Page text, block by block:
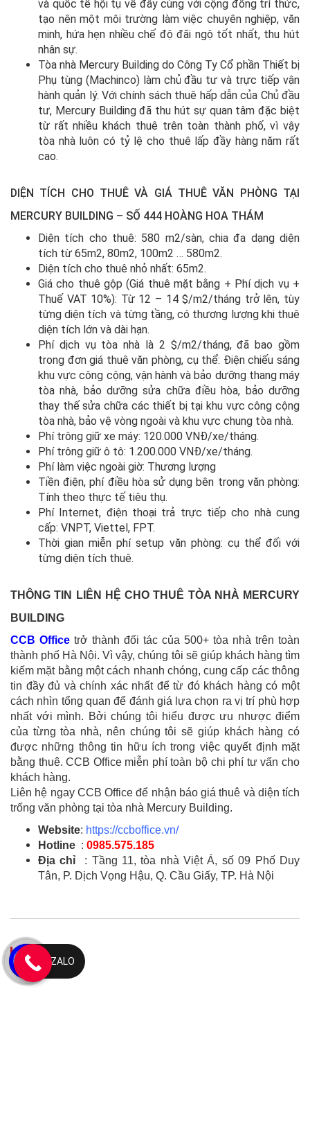
và quốc tế hội tụ về đây cùng với cộng đồng trí thức,
tạo nên một môi trường làm việc chuyên nghiệp, văn
minh, hứa hẹn nhiều chế độ đãi ngộ tốt nhất, thu hút
nhân sự.
Tòa nhà Mercury Building do Công Ty Cổ phần Thiết bị
Phụ tùng (Machinco) làm chủ đầu tư và trực tiếp vận
hành quản lý. Với chính sách thuê hấp dẫn của Chủ đầu
tư, Mercury Building đã thu hút sự quan tâm đặc biệt
từ rất nhiều khách thuê trên toàn thành phố, vì vậy
tòa nhà luôn có tỷ lệ cho thuê lấp đầy hàng năm rất
cao.
DIỆN TÍCH CHO THUÊ VÀ GIÁ THUÊ VĂN PHÒNG TẠI
MERCURY BUILDING – SỐ 444 HOÀNG HOA THÁM
Diện tích cho thuê: 580 m2/sàn, chia đa dạng diện
tích từ 65m2, 80m2, 100m2 … 580m2.
Diện tích cho thuê nhỏ nhất: 65m2.
Giá cho thuê gộp (Giá thuê mặt bằng + Phí dịch vụ +
Thuế VAT 10%): Từ 12 – 14 $/m2/tháng trở lên, tùy
từng diện tích và từng tầng, có thương lượng khi thuê
diện tích lớn và dài hạn.
Phí dịch vụ tòa nhà là 2 $/m2/tháng, đã bao gồm
trong đơn giá thuê văn phòng, cụ thể: Điện chiếu sáng
khu vực công cộng, vận hành và bảo dưỡng thang máy
tòa nhà, bảo dưỡng sửa chữa điều hòa, bảo dưỡng
thay thế sửa chữa các thiết bị tại khu vực công cộng
tòa nhà, bảo vệ vòng ngoài và khu vực chung tòa nhà.
Phí trông giữ xe máy: 120.000 VNĐ/xe/tháng.
Phí trông giữ ô tô: 1.200.000 VNĐ/xe/tháng.
Phí làm việc ngoài giờ: Thương lượng
Tiền điện, phí điều hòa sử dụng bên trong văn phòng:
Tính theo thực tế tiêu thụ.
Phí Internet, điện thoại trả trực tiếp cho nhà cung
cấp: VNPT, Viettel, FPT.
Thời gian miễn phí setup văn phòng: cụ thể đối với
từng diện tích thuê.
THÔNG TIN LIÊN HỆ CHO THUÊ TÒA NHÀ MERCURY
BUILDING
CCB Office trở thành đối tác của 500+ tòa nhà trên toàn
thành phố Hà Nội. Vì vậy, chúng tôi sẽ giúp khách hàng tìm
kiếm mặt bằng một cách nhanh chóng, cung cấp các thông
tin đầy đủ và chính xác nhất để từ đó khách hàng có một
cách nhìn tổng quan để đánh giá lựa chọn ra vị trí phù hợp
nhất với mình. Bởi chúng tôi hiểu được ưu nhược điểm
của từng tòa nhà, nên chúng tôi sẽ giúp khách hàng có
được những thông tin hữu ích trong việc quyết định mặt
bằng thuê. CCB Office miễn phí toàn bộ chi phí tư vấn cho
khách hàng.
Liên hệ ngay CCB Office để nhận báo giá thuê và diện tích
trống văn phòng tại tòa nhà Mercury Building.
Website: https://ccboffice.vn/
Hotline : 0985.575.185
Địa chỉ
: Tầng 11, tòa nhà Việt Á, số 09 Phố Duy
Tân, P. Dịch Vọng Hậu, Q. Cầu Giấy, TP. Hà Nội
Bản đồ
ZALO